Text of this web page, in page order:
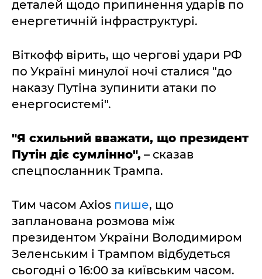
деталей щодо припинення ударів по
енергетичній інфраструктурі.
Віткофф вірить, що чергові удари РФ
по Україні минулої ночі сталися "до
наказу Путіна зупинити атаки по
енергосистемі".
"Я схильний вважати, що президент
Путін діє сумлінно", – сказав
спецпосланник Трампа.
Тим часом Axios пише, що
запланована розмова між
президентом України Володимиром
Зеленським і Трампом відбудеться
сьогодні о 16:00 за київським часом.